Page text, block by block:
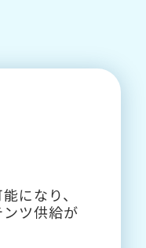
になり、
ツ供給が